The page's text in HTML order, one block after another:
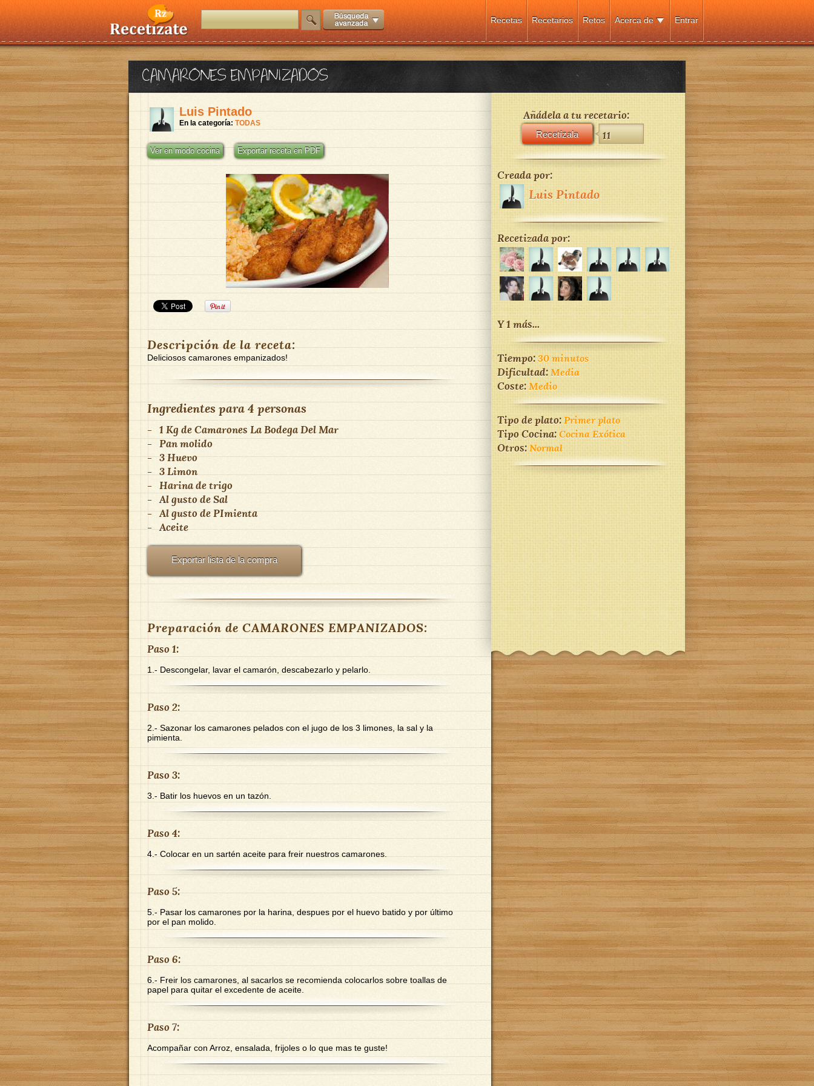
Entrar
Acerca de
Retos
Recetarios
Recetas
CAMARONES EMPANIZADOS
Luis Pintado
En la categoría: TODAS
Ver en modo cocina Exportar receta en PDF
Descripción de la receta:
Deliciosos camarones empanizados!
Ingredientes para4 personas
- 1 Kg deCamarones La Bodega Del Mar
- Pan molido
- 3Huevo
- 3Limon
- Harina de trigo
- Al gustodeSal
- Al gustodePImienta
- Aceite
Exportar lista de la compra
Preparación de CAMARONES EMPANIZADOS:
Paso 1:
1.- Descongelar, lavar el camarón, descabezarlo y pelarlo.
Paso 2:
2.- Sazonar los camarones pelados con el jugo de los 3 limones, la sal y la
pimienta.
Paso 3:
3.- Batir los huevos en un tazón.
Paso 4:
4.- Colocar en un sartén aceite para freir nuestros camarones.
Paso 5:
5.- Pasar los camarones por la harina, despues por el huevo batido y por último
por el pan molido.
Paso 6:
6.- Freir los camarones, al sacarlos se recomienda colocarlos sobre toallas de
papel para quitar el excedente de aceite.
Paso 7:
Acompañar con Arroz, ensalada, frijoles o lo que mas te guste!
Añádela a tu recetario:
Recetízala 11
Creada por:
Luis Pintado
Recetizada por:
Y 1 más...
Tiempo:30 minutos
Dificultad:Media
Coste:Medio
Tipo de plato:Primer plato
Tipo Cocina:Cocina Exótica
Otros:Normal